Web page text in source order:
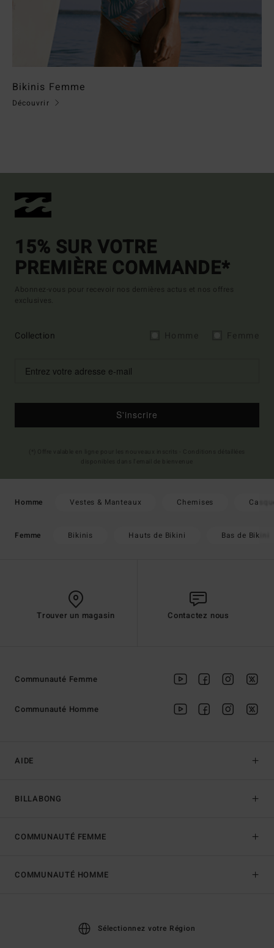
Bikinis Femme
Découvrir
15% SUR VOTRE
PREMIÈRE COMMANDE*
Abonnez-vous pour recevoir nos dernières actus et nos offres
exclusives.
Collection
S'inscrire
Homme Vestes & Manteaux Chemises
Femme Bikinis Hauts de Bikini Bas de Bikini
Trouver un magasin Contactez nous
AIDE
BILLABONG
Communauté Femme
Communauté Homme
COMMUNAUTÉ FEMME
COMMUNAUTÉ HOMME
Sélectionnez votre Région